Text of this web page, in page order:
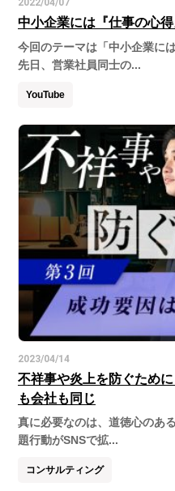
2022/04/07
中小企業には『仕事の心
今回のテーマは「中小企業に
先日、営業社員同士の...
YouTube
2023/04/14
不祥事や炎上を防ぐため
も会社も同じ
真に必要なのは、道徳心のあ
題行動がSNSで拡...
コンサルティング